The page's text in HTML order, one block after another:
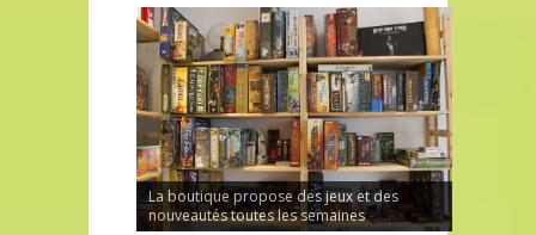
La boutique propose des jeux et des
nouveautés toutes les semaines